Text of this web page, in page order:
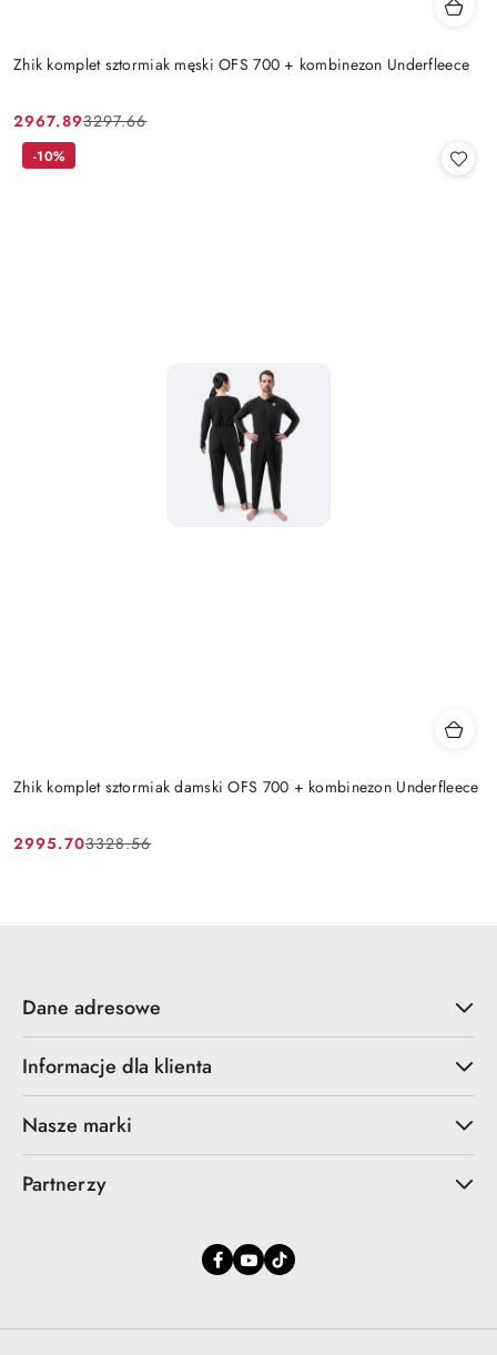
Zhik komplet sztormiak męski OFS 700 + kombinezon Underfleece
Cena
promocyjna:
2967.89
Cena
przed
3297.66
Zhik komplet sztormiak damski OFS 700 + kombinezon Underfleece
Cena
2995.70
Cena
3328.56
-10%
Dane adresowe
Informacje dla klienta
Nasze marki
Partnerzy